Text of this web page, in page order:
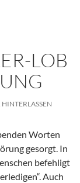
LOB
Worten
gesorgt. In
befehligt
Auch